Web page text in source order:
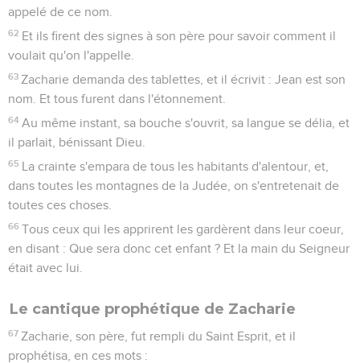
appelé de ce nom.
62 Et ils firent des signes à son père pour savoir comment il
voulait qu'on l'appelle.
63 Zacharie demanda des tablettes, et il écrivit : Jean est son
nom. Et tous furent dans l'étonnement.
64 Au même instant, sa bouche s'ouvrit, sa langue se délia, et
il parlait, bénissant Dieu.
65 La crainte s'empara de tous les habitants d'alentour, et,
dans toutes les montagnes de la Judée, on s'entretenait de
toutes ces choses.
66 Tous ceux qui les apprirent les gardèrent dans leur coeur,
en disant : Que sera donc cet enfant ? Et la main du Seigneur
était avec lui.
Le cantique prophétique de Zacharie
67 Zacharie, son père, fut rempli du Saint Esprit, et il
prophétisa, en ces mots :